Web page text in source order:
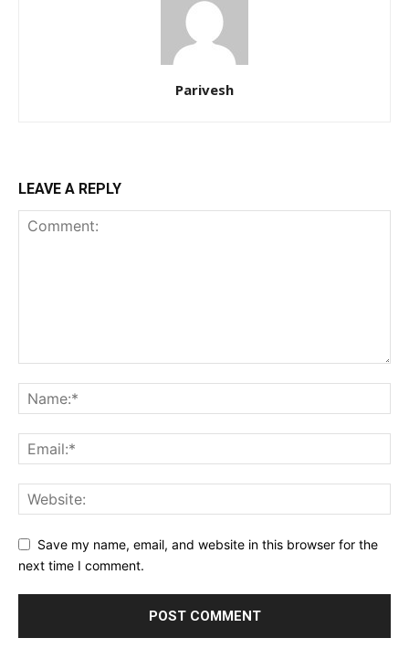
Parivesh
LEAVE A REPLY
Save my name, email, and website in this browser for the
next time I comment.